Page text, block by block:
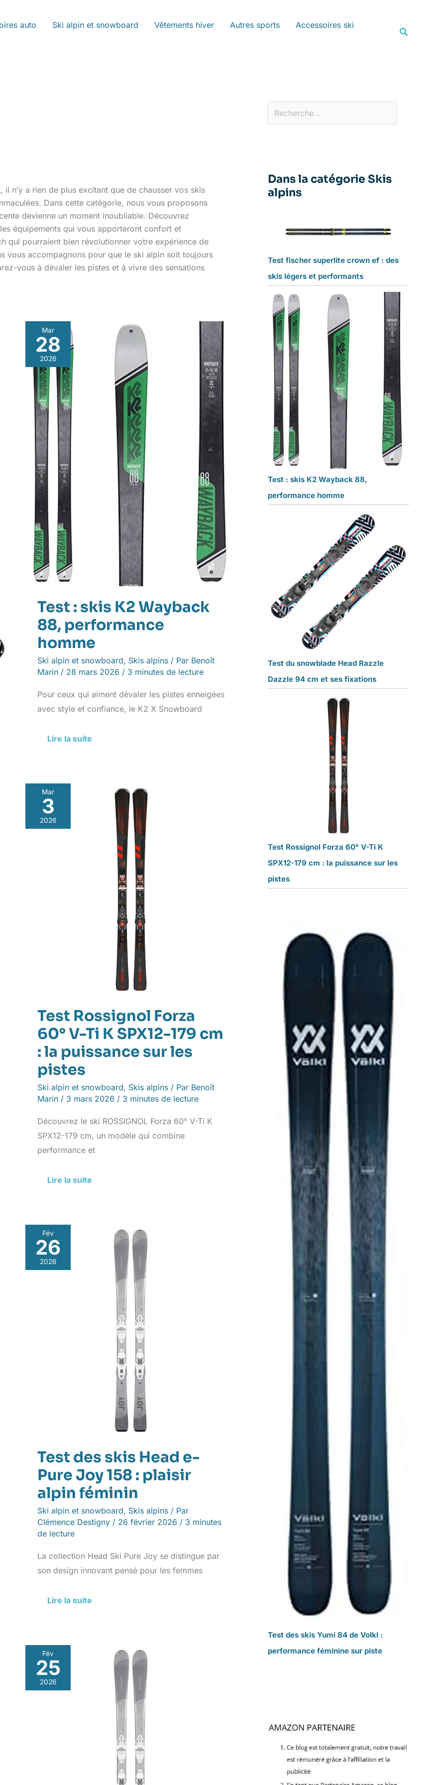
auto Ski alpin et snowboard Vêtements hiver Autres sports
Accessoires ski
n’y a rien de plus excitant que de chausser vos skis
Dans cette catégorie, nous vous proposons
devienne un moment inoubliable. Découvrez
équipements qui vous apporteront confort et
qui pourraient bien révolutionner votre expérience de
vous accompagnons pour que le ski alpin soit toujours
vous à dévaler les pistes et à vivre des sensations
Mar
28
2026
Test : skis K2 Wayback
88, performance
homme
Ski alpin et snowboard, Skis alpins / Par Benoît
Marin / 28 mars 2026 / 3 minutes de lecture
Pour ceux qui aiment dévaler les pistes enneigées
avec style et confiance, le K2 X Snowboard
Test
:
skis
K2
Wayback
88,
performance
homme
Lire la suite
Mar
3
2026
Test Rossignol Forza
60° V-Ti K SPX12-179 cm
: la puissance sur les
pistes
Ski alpin et snowboard, Skis alpins / Par Benoît
Marin / 3 mars 2026 / 3 minutes de lecture
Découvrez le ski ROSSIGNOL Forza 60° V-Ti K
SPX12-179 cm, un modèle qui combine
performance et
Test
Rossignol
Forza
Lire la suite
Fév
26
2026
Test des skis Head e-
Pure Joy 158 : plaisir
alpin féminin
Ski alpin et snowboard, Skis alpins / Par
Clémence Destigny / 26 février 2026 / 3 minutes
de lecture
La collection Head Ski Pure Joy se distingue par
son design innovant pensé pour les femmes
Test
des
skis
Lire la suite
Fév
25
2026
Test
des
skis
Dans la catégorie Skis
alpins
Test fischer superlite crown ef : des
skis légers et performants
Test : skis K2 Wayback 88,
performance homme
Test du snowblade Head Razzle
Dazzle 94 cm et ses fixations
Test Rossignol Forza 60° V-Ti K
SPX12-179 cm : la puissance sur les
pistes
Test des skis Yumi 84 de Volkl :
performance féminine sur piste